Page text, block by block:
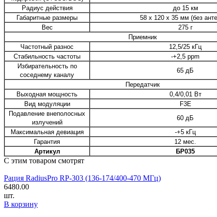
Радиус действия
до 15 км
Габаритные размеры
58 х 120 х 35 мм (без
Вес
275 г
Приемник
Частотный разнос
12,5/25 кГц
Стабильность частоты
-+2,5 ppm
Избирательность по
соседнему каналу
65 дБ
Передатчик
Выходная мощность
0,4/0,01 Вт
Вид модуляции
F3E
Подавление внеполосных
излучений
60 дБ
Максимальная девиация
-+5 кГц
Гарантия
12 мес.
Артикул
БР035
С этим товаром смотрят
Рация RadiusPro RP-303 (136-174/400-470 МГц)
6480.00
шт.
В корзину